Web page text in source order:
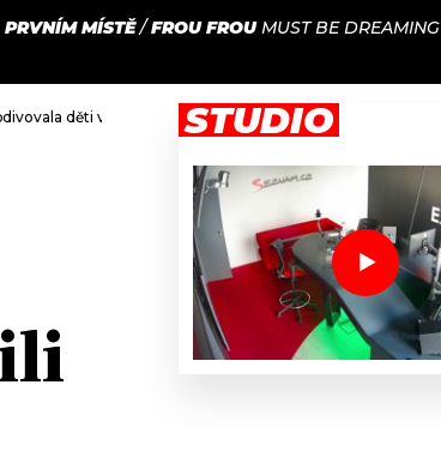
MÍSTĚ/FROU FROU MUST BE DREAMING
děti v USA, The Beatles utěšovali Lennona juniora
STUDIO